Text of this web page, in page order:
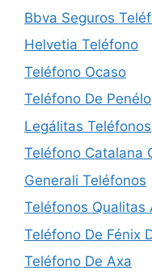
Bbva Seguros
Helvetia Teléfono
Teléfono Ocaso
Teléfono De
Legálitas Teléfonos
Teléfono Catalana
Generali Teléfonos
Teléfonos Qualitas
Teléfono De Fénix
Teléfono De Axa